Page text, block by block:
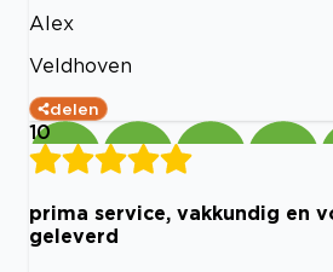
Alex
Veldhoven
delen
10
prima service, vakkundig en
geleverd